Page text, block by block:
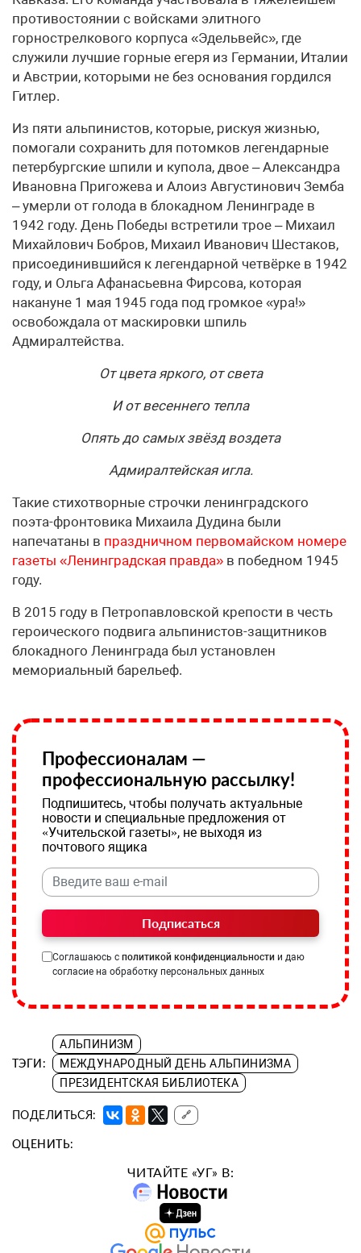
противостоянии с войсками элитного
горнострелкового корпуса «Эдельвейс», где
служили лучшие горные егеря из Германии, Италии
и Австрии, которыми не без основания гордился
Гитлер.
Из пяти альпинистов, которые, рискуя жизнью,
помогали сохранить для потомков легендарные
петербургские шпили и купола, двое – Александра
Ивановна Пригожева и Алоиз Августинович Земба
– умерли от голода в блокадном Ленинграде в
1942 году. День Победы встретили трое – Михаил
Михайлович Бобров, Михаил Иванович Шестаков,
присоединившийся к легендарной четвёрке в 1942
году, и Ольга Афанасьевна Фирсова, которая
накануне 1 мая 1945 года под громкое «ура!»
освобождала от маскировки шпиль
Адмиралтейства.
От цвета яркого, от света
И от весеннего тепла
Опять до самых звёзд воздета
Адмиралтейская игла.
Такие стихотворные строчки ленинградского
поэта-фронтовика Михаила Дудина были
напечатаны в праздничном первомайском номере
газеты «Ленинградская правда» в победном 1945
году.
В 2015 году в Петропавловской крепости в честь
героического подвига альпинистов-защитников
блокадного Ленинграда был установлен
мемориальный барельеф.
Профессионалам —
профессиональную рассылку!
Подпишитесь, чтобы получать актуальные
новости и специальные предложения от
«Учительской газеты», не выходя из
почтового ящика
Подписаться
Соглашаюсь с политикой конфиденциальности и даю
согласие на обработку персональных данных
ТЭГИ:
АЛЬПИНИЗМ
МЕЖДУНАРОДНЫЙ ДЕНЬ АЛЬПИНИЗМА
ПРЕЗИДЕНТСКАЯ БИБЛИОТЕКА
ПОДЕЛИТЬСЯ: 🔗
ОЦЕНИТЬ:
ЧИТАЙТЕ «УГ» В: